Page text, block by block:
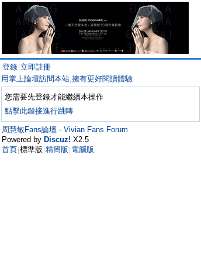
登錄 立即註冊
用掌上論壇訪問本站,擁有更好閱讀體驗
您需要先登錄才能繼續本操作
點擊此鏈接進行跳轉
周慧敏Fans論壇 - Vivian Fans Forum
Powered by Discuz! X2.5
首頁 標準版 精簡版 電腦版